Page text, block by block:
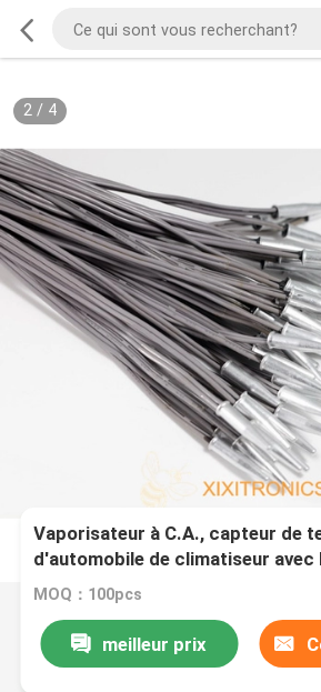
2/ 4
Vaporisateur à C.A., capteur de
d'automobile de climatiseur avec
aluminium standard
MOQ：100pcs
meilleur prix